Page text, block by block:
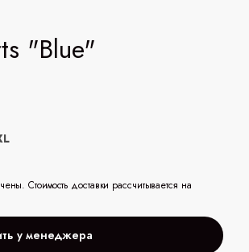
"Blue"
Стоимость доставки рассчитывается на
у менеджера